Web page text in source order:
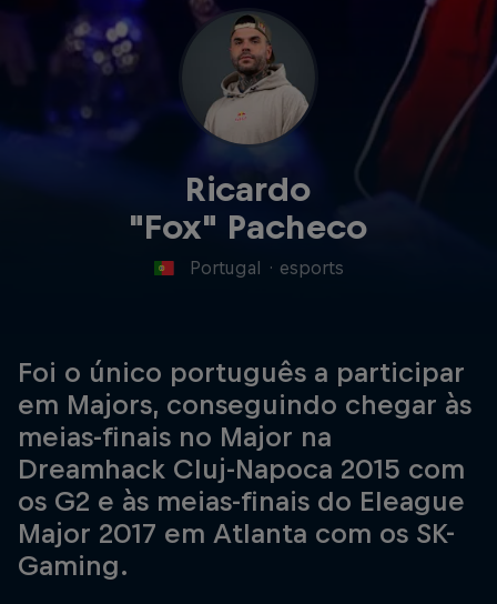
Ricardo
"Fox" Pacheco
Portugal · esports
Foi o único português a participar
em Majors, conseguindo chegar às
meias-finais no Major na
Dreamhack Cluj-Napoca 2015 com
os G2 e às meias-finais do Eleague
Major 2017 em Atlanta com os SK-
Gaming.